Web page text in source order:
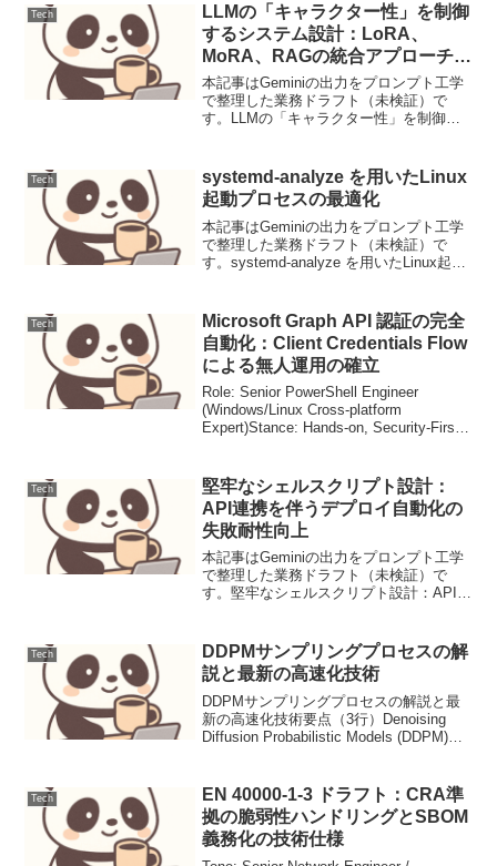
Tech
LLMの「キャラクター性」を制御
するシステム設計：LoRA、
MoRA、RAGの統合アプローチに
よる役割固定と動的知識の融合
本記事はGeminiの出力をプロンプト工学
で整理した業務ドラフト（未検証）で
す。LLMの「キャラクター性」を制御す
識の融合【要点サマリ】大規模言語モデ
ル（LLM...
Tech
systemd-analyze を用いたLinux
起動プロセスの最適化
本記事はGeminiの出力をプロンプト工学
で整理した業務ドラフト（未検証）で
す。systemd-analyze を用いたLinux起動
ース効率に直結する重要な要素...
Tech
Microsoft Graph API 認証の完全
自動化：Client Credentials Flow
による無人運用の確立
Role: Senior PowerShell Engineer
(Windows/Linux Cross-platform
Expert)Stance: Hands-on, Security-First,
Tech
堅牢なシェルスクリプト設計：
API連携を伴うデプロイ自動化の
失敗耐性向上
本記事はGeminiの出力をプロンプト工学
で整理した業務ドラフト（未検証）で
す。堅牢なシェルスクリプト設計：API連
JSONで取得し、システムへ安全に反映す
るための自...
Tech
DDPMサンプリングプロセスの解
説と最新の高速化技術
DDPMサンプリングプロセスの解説と最
新の高速化技術要点（3行）Denoising
Diffusion Probabilistic Models (DDPM)
質な出力...
Tech
EN 40000-1-3 ドラフト：CRA準
拠の脆弱性ハンドリングとSBOM
義務化の技術仕様